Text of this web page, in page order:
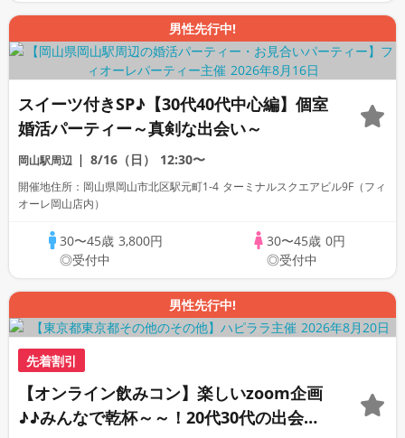
男性先行中!
スイーツ付きSP♪【30代40代中心編】個室
婚活パーティー～真剣な出会い～
岡山駅周辺 8/16（日） 12:30〜
開催地住所：岡山県岡山市北区駅元町1-4 ターミナルスクエアビル9F（フィ
オーレ岡山店内）
30〜45歳 3,800円
◎受付中
30〜45歳 0円
◎受付中
男性先行中!
先着割引
【オンライン飲みコン】楽しいzoom企画
♪♪みんなで乾杯～～！20代30代の出会い